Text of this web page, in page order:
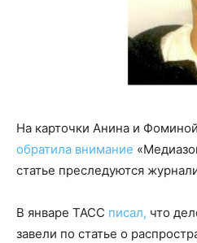
На карточки Анина и
обратила внимание
статье преследуются
В январе ТАСС писал, что
завели по статье о